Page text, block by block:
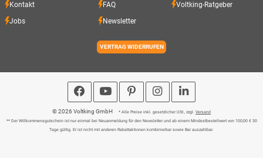
Kontakt FAQ Voltking-Ratgeber
Jobs Newsletter
VERTRAG WIDERRUFEN
© 2026 Voltking GmbH * Alle Preise inkl. gesetzlicher USt., zzgl. Versand
** Der Willkommensgutschein ist nur einmal bei Neuanmeldung für den Newsletter und ab einem Mindestbestellwert von 100,00 € 30
Tage gültig. Er ist nicht mit anderen Rabattaktionen kombinierbar sowie Bar auszahlbar.